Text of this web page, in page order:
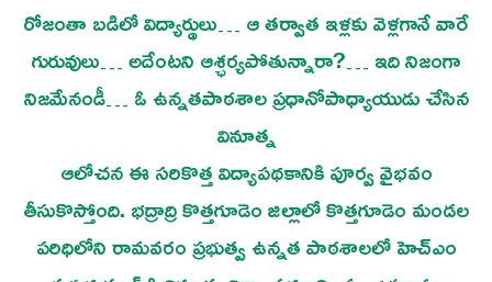
రోజంతా బడిలో విద్యార్థులు… ఆ తర్వాత ఇళ్లకు వెళ్లగానే వారే
గురువులు… అదేంటని ఆశ్ఛర్యపోతున్నారా?… ఇది నిజంగా
నిజమేనండీ… ఓ ఉన్నతపాఠశాల ప్రధానోపాధ్యాయుడు చేసిన
వినూత్న
ఆలోచన ఈ సరికొత్త విద్యాపథకానికి పూర్వ వైభవం
తీసుకొస్తోంది. భద్రాద్రి కొత్తగూడెం జిల్లాలో కొత్తగూడెం మండల
పరిధిలోని రామవరం ప్రభుత్వ ఉన్నత పాఠశాలలో హెచ్ఎం